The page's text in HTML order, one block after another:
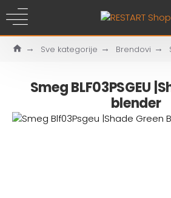
Sve kategorije Brendovi
Smeg BLF03PSGEU
blender